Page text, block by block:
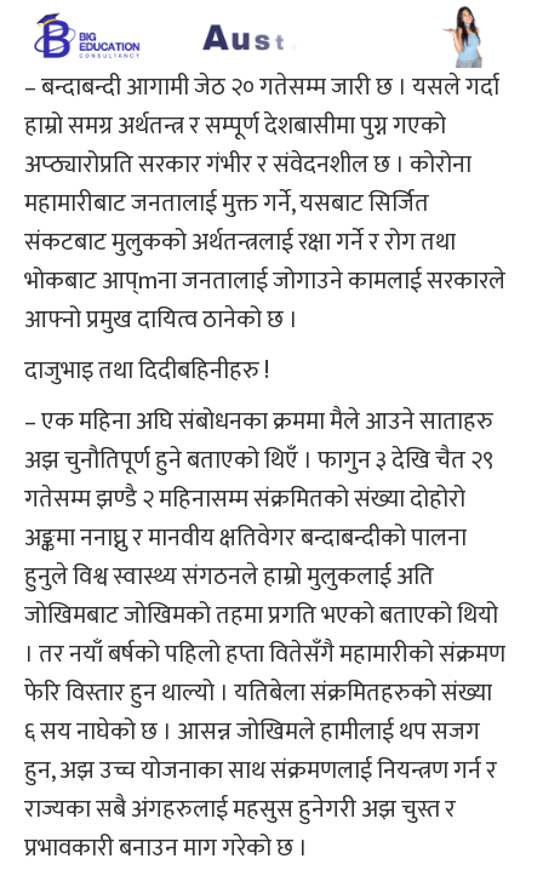
– बन्दाबन्दी आगामी जेठ २० गतेसम्म जारी छ । यसले गर्दा
हाम्रो समग्र अर्थतन्त्र र सम्पूर्ण देशबासीमा पुग्न गएको
अप्ठ्यारोप्रति सरकार गंभीर र संवेदनशील छ । कोरोना
महामारीबाट जनतालाई मुक्त गर्ने, यसबाट सिर्जित
संकटबाट मुलुकको अर्थतन्त्रलाई रक्षा गर्ने र रोग तथा
भोकबाट आप्mना जनतालाई जोगाउने कामलाई सरकारले
आफ्नो प्रमुख दायित्व ठानेको छ ।
दाजुभाइ तथा दिदीबहिनीहरु !
– एक महिना अघि संबोधनका क्रममा मैले आउने साताहरु
अझ चुनौतिपूर्ण हुने बताएको थिएँ । फागुन ३ देखि चैत २९
गतेसम्म झण्डै २ महिनासम्म संक्रमितको संख्या दोहोरो
अङ्कमा ननाघ्नु र मानवीय क्षतिवेगर बन्दाबन्दीको पालना
हुनुले विश्व स्वास्थ्य संगठनले हाम्रो मुलुकलाई अति
जोखिमबाट जोखिमको तहमा प्रगति भएको बताएको थियो
। तर नयाँ बर्षको पहिलो हप्ता वितेसँगै महामारीको संक्रमण
फेरि विस्तार हुन थाल्यो । यतिबेला संक्रमितहरुको संख्या
६ सय नाघेको छ । आसन्न जोखिमले हामीलाई थप सजग
हुन, अझ उच्च योजनाका साथ संक्रमणलाई नियन्त्रण गर्न र
राज्यका सबै अंगहरुलाई महसुस हुनेगरी अझ चुस्त र
प्रभावकारी बनाउन माग गरेको छ ।